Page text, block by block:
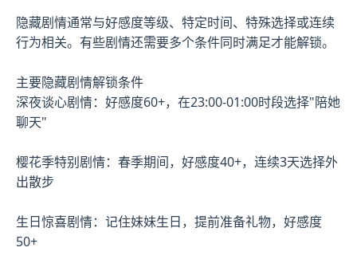
隐藏剧情通常与好感度等级、特定时间、特殊选择或连续
行为相关。有些剧情还需要多个条件同时满足才能解锁。
主要隐藏剧情解锁条件
深夜谈心剧情：好感度60+，在23:00-01:00时段选择"陪她
聊天"
樱花季特别剧情：春季期间，好感度40+，连续3天选择外
出散步
生日惊喜剧情：记住妹妹生日，提前准备礼物，好感度
50+